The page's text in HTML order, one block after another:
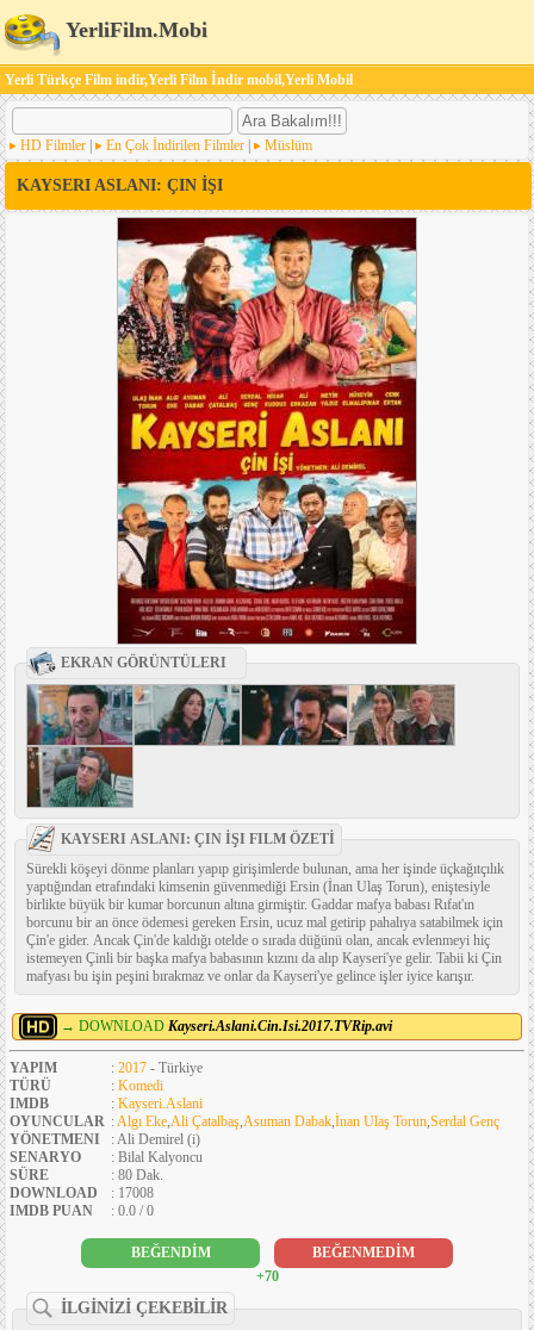
YerliFilm.Mobi
Yerli Türkçe Film indir,Yerli Film İndir mobil,Yerli Mobil
HD Filmler En Çok İndirilen Filmler Müslüm
KAYSERI ASLANI: ÇIN İŞI
EKRAN GÖRÜNTÜLERI
KAYSERI ASLANI: ÇIN İŞI FILM ÖZETİ
Sürekli köşeyi dönme planları yapıp girişimlerde bulunan, ama her işinde üçkağıtçılık
yaptığından etrafındaki kimsenin güvenmediği Ersin (İnan Ulaş Torun), eniştesiyle
birlikte büyük bir kumar borcunun altına girmiştir. Gaddar mafya babası Rıfat'ın
borcunu bir an önce ödemesi gereken Ersin, ucuz mal getirip pahalıya satabilmek için
Çin'e gider. Ancak Çin'de kaldığı otelde o sırada düğünü olan, ancak evlenmeyi hiç
istemeyen Çinli bir başka mafya babasının kızını da alıp Kayseri'ye gelir. Tabii ki Çin
mafyası bu işin peşini bırakmaz ve onlar da Kayseri'ye gelince işler iyice karışır.
→ DOWNLOAD Kayseri.Aslani.Cin.Isi.2017.TVRip.avi
YAPIM : 2017 - Türkiye
TÜRÜ
: Komedi
IMDB
: Kayseri.Aslani
OYUNCULAR :Algı Eke,Ali Çatalbaş,Asuman Dabak,İnan Ulaş Torun,Serdal Genç
YÖNETMENI
: Ali Demirel (i)
SENARYO
: Bilal Kalyoncu
SÜRE
: 80 Dak.
DOWNLOAD
: 17008
IMDB PUAN
: 0.0 / 0
BEĞENDİM
BEĞENMEDİM
+70
İLGİNİZİ ÇEKEBİLİR